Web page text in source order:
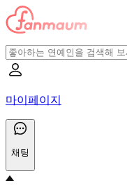
마이페이지
채팅